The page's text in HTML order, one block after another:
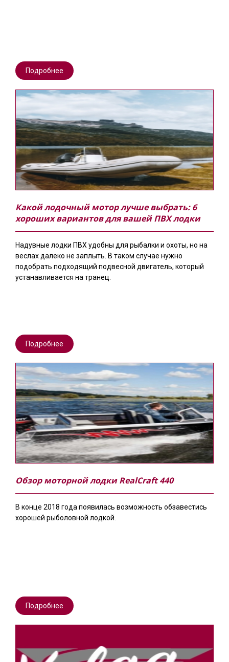
Подробнее
Какой лодочный мотор лучше выбрать: 6
хороших вариантов для вашей ПВХ лодки
Надувные лодки ПВХ удобны для рыбалки и охоты, но на
веслах далеко не заплыть. В таком случае нужно
подобрать подходящий подвесной двигатель, который
устанавливается на транец.
Подробнее
Обзор моторной лодки RealCraft 440
В конце 2018 года появилась возможность обзавестись
хорошей рыболовной лодкой.
Подробнее